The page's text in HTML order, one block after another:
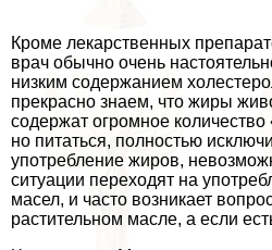
Кроме лекарственных
врач обычно очень
низким содержанием
прекрасно знаем, что жиры
содержат огромное количество
но питаться, полностью
употрeбление жиров,
ситуации переходят на
масел, и часто возникает
растительном масле, а если